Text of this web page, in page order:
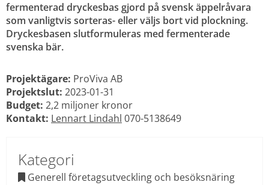
fermenterad dryckesbas gjord på svensk äppelråvara
som vanligtvis sorteras- eller väljs bort vid plockning.
Dryckesbasen slutformuleras med fermenterade
svenska bär.
Projektägare: ProViva AB
Projektslut: 2023-01-31
Budget: 2,2 miljoner kronor
Kontakt: Lennart Lindahl 070-5138649
Kategori
 Generell företagsutveckling och besöksnäring